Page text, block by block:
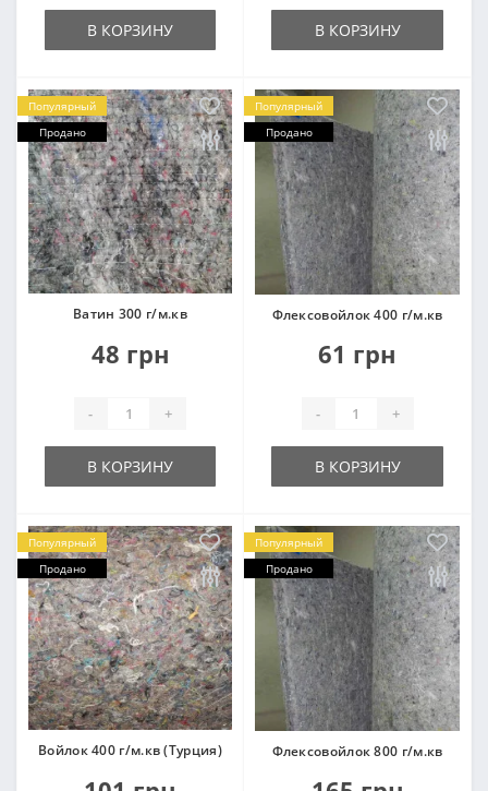
В КОРЗИНУ В КОРЗИНУ
Популярный
Продано
Ватин 300 г/м.кв
48 грн
- +
В КОРЗИНУ
Популярный
Продано
Флексовойлок 400 г/м.кв
61 грн
- +
В КОРЗИНУ
Популярный
Продано
Войлок 400 г/м.кв (Турция)
Популярный
Продано
Флексовойлок 800 г/м.кв